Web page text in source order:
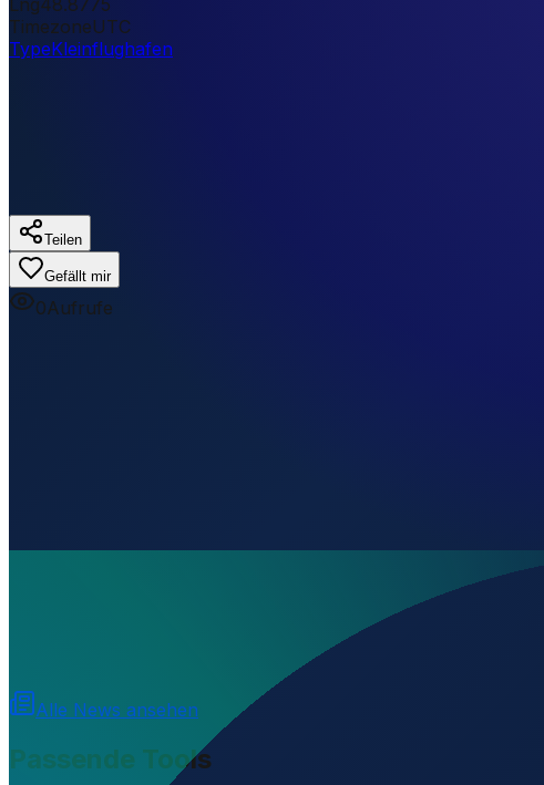
TimezoneUTC
TypeKleinflughafen
Teilen
Gefällt mir
0Aufrufe
Alle News ansehen
Passende Tools